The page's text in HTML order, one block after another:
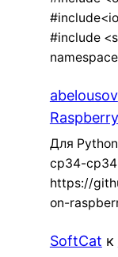
#include
abelousov
Для
cp34-
https://
on-
SoftCat к